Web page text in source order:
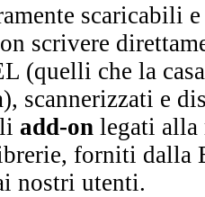
scaricabili
scrivere
(quelli che la
scannerizzati e
add-on legati alla
forniti dalla
nostri utenti.